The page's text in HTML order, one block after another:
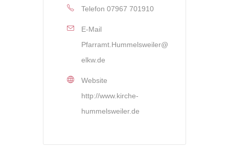
Telefon 07967 701910
E-Mail
Pfarramt.Hummelsweiler@
elkw.de
Website
http://www.kirche-
hummelsweiler.de